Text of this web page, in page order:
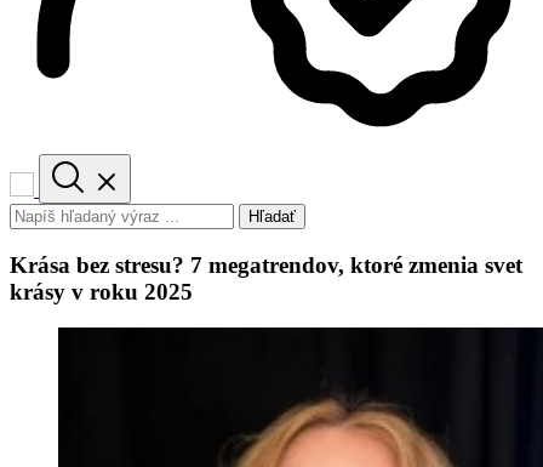
Hľadať
Krása bez stresu? 7 megatrendov, ktoré zmenia svet
krásy v roku 2025